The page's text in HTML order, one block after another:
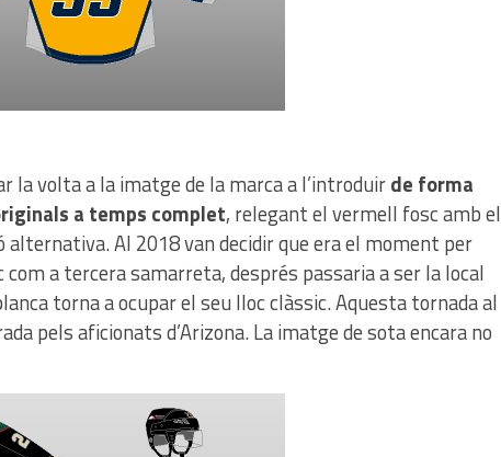
la volta a la imatge de la marca a l’introduirde forma
a temps complet, relegant el vermell fosc amb el
alternativa. Al 2018 van decidir que era el moment per
com a tercera samarreta, després passaria a ser la local
torna a ocupar el seu lloc clàssic. Aquesta tornada al
pels aficionats d’Arizona. La imatge de sota encara no